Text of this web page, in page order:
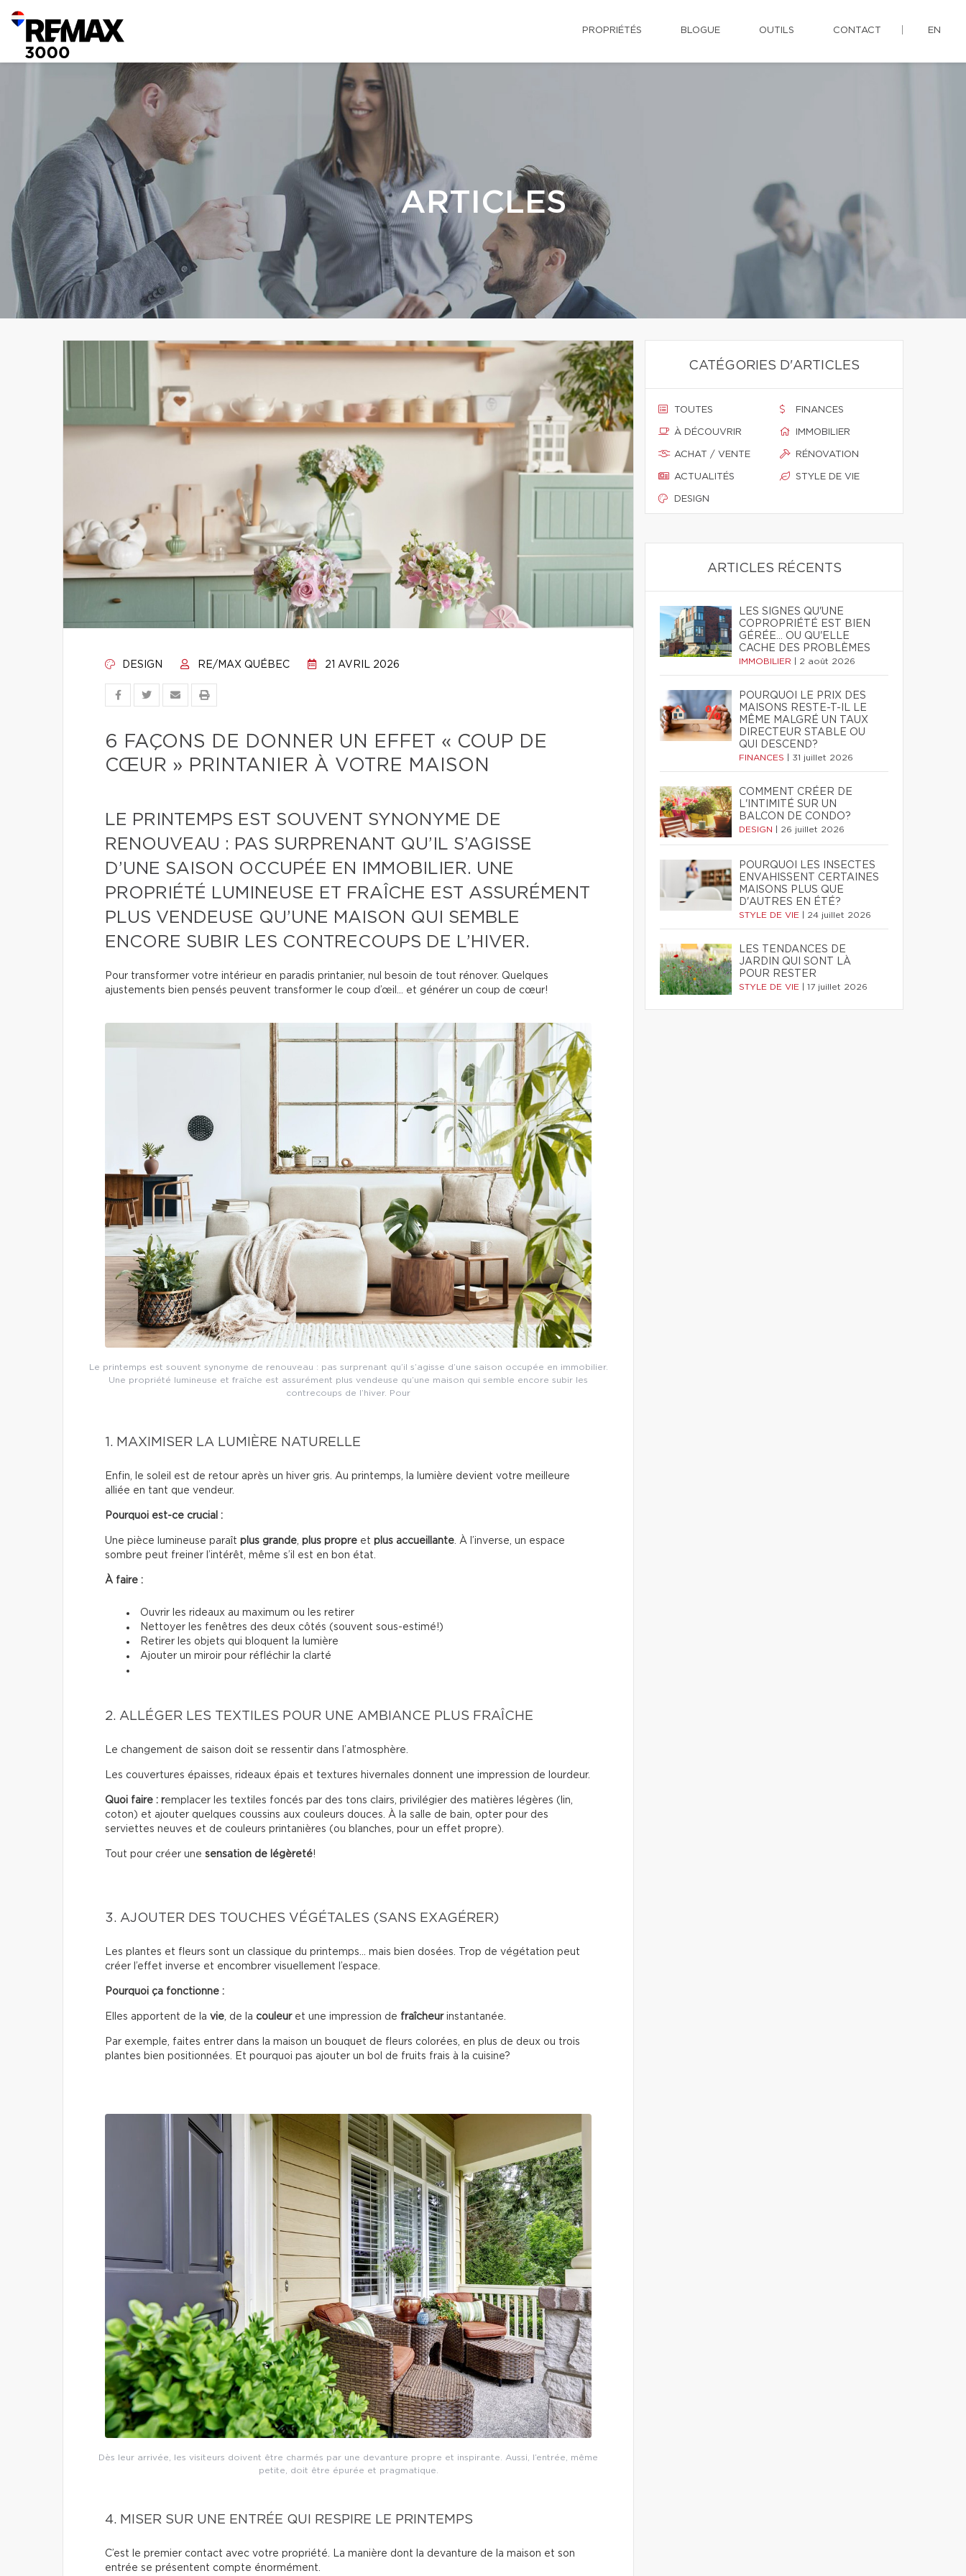
PROPRIÉTÉS BLOGUE OUTILS CONTACT EN
ARTICLES
DESIGN RE/MAX QUÉBEC 21 AVRIL 2026
6 FAÇONS DE DONNER UN EFFET « COUP DE
CŒUR » PRINTANIER À VOTRE MAISON
LE PRINTEMPS EST SOUVENT SYNONYME DE
RENOUVEAU : PAS SURPRENANT QU’IL S’AGISSE
D’UNE SAISON OCCUPÉE EN IMMOBILIER. UNE
PROPRIÉTÉ LUMINEUSE ET FRAÎCHE EST ASSURÉMENT
PLUS VENDEUSE QU’UNE MAISON QUI SEMBLE
ENCORE SUBIR LES CONTRECOUPS DE L’HIVER.
Pour transformer votre intérieur en paradis printanier, nul besoin de tout rénover. Quelques
ajustements bien pensés peuvent transformer le coup d’œil… et générer un coup de cœur!
Le printemps est souvent synonyme de renouveau : pas surprenant qu’il s’agisse d’une saison occupée en immobilier.
Une propriété lumineuse et fraîche est assurément plus vendeuse qu’une maison qui semble encore subir les
contrecoups de l’hiver. Pour
1. MAXIMISER LA LUMIÈRE NATURELLE
Enfin, le soleil est de retour après un hiver gris. Au printemps, la lumière devient votre meilleure
alliée en tant que vendeur.
Pourquoi est-ce crucial :
Une pièce lumineuse paraît plus grande plus propre et plus accueillante . À l’inverse, un espace
sombre peut freiner l’intérêt, même s’il est en bon état.
À faire :
Ouvrir les rideaux au maximum ou les retirer
Nettoyer les fenêtres des deux côtés (souvent sous-estimé!)
Retirer les objets qui bloquent la lumière
Ajouter un miroir pour réfléchir la clarté
2. ALLÉGER LES TEXTILES POUR UNE AMBIANCE PLUS FRAÎCHE
Le changement de saison doit se ressentir dans l’atmosphère.
Les couvertures épaisses, rideaux épais et textures hivernales donnent une impression de lourdeur.
Quoi faire : remplacer les textiles foncés par des tons clairs, privilégier des matières légères (lin,
coton) et ajouter quelques coussins aux couleurs douces. À la salle de bain, opter pour des
serviettes neuves et de couleurs printanières (ou blanches, pour un effet propre).
Tout pour créer une sensation de légèreté!
3. AJOUTER DES TOUCHES VÉGÉTALES (SANS EXAGÉRER)
Les plantes et fleurs sont un classique du printemps… mais bien dosées. Trop de végétation peut
créer l’effet inverse et encombrer visuellement l’espace.
Pourquoi ça fonctionne :
Elles apportent de la vie , de la couleuret une impression de fraîcheurinstantanée.
Par exemple, faites entrer dans la maison un bouquet de fleurs colorées, en plus de deux ou trois
plantes bien positionnées. Et pourquoi pas ajouter un bol de fruits frais à la cuisine?
Dès leur arrivée, les visiteurs doivent être charmés par une devanture propre et inspirante. Aussi, l’entrée, même
petite, doit être épurée et pragmatique.
4. MISER SUR UNE ENTRÉE QUI RESPIRE LE PRINTEMPS
C’est le premier contact avec votre propriété. La manière dont la devanture de la maison et son
entrée se présentent compte énormément.
CATÉGORIES D'ARTICLES
TOUTES
À DÉCOUVRIR
ACHAT / VENTE
ACTUALITÉS
DESIGN
FINANCES
IMMOBILIER
RÉNOVATION
STYLE DE VIE
ARTICLES RÉCENTS
LES SIGNES QU'UNE
COPROPRIÉTÉ EST BIEN
GÉRÉE… OU QU'ELLE
CACHE DES PROBLÈMES
IMMOBILIER 2 août 2026
POURQUOI LE PRIX DES
MAISONS RESTE-T-IL LE
MÊME MALGRÉ UN TAUX
DIRECTEUR STABLE OU
QUI DESCEND?
FINANCES 31 juillet 2026
COMMENT CRÉER DE
L'INTIMITÉ SUR UN
BALCON DE CONDO?
DESIGN 26 juillet 2026
POURQUOI LES INSECTES
ENVAHISSENT CERTAINES
MAISONS PLUS QUE
D'AUTRES EN ÉTÉ?
STYLE DE VIE 24 juillet 2026
LES TENDANCES DE
JARDIN QUI SONT LÀ
POUR RESTER
STYLE DE VIE 17 juillet 2026